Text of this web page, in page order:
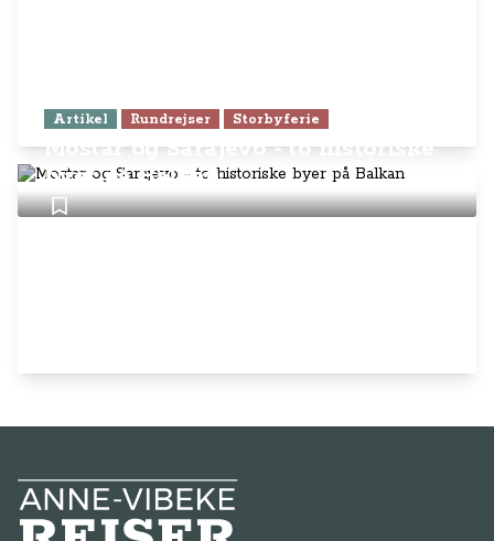
Artikel Rundrejser Storbyferie
Mostar og Sarajevo - to historiske
byer på Balkan
Anne-Vibeke Rejser